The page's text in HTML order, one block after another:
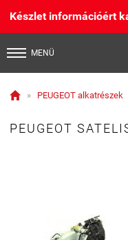
Készlet információért
MENÜ
 » PEUGEOT alkatrészek
PEUGEOT